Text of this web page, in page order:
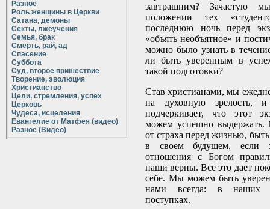
Разное
Роль женщины в Церкви
Сатана, демоны
Секты, лжеучения
Семья, брак
Смерть, рай, ад
Спасение
Суббота
Суд, второе пришествие
Творение, эволюция
Христианство
Цели, стремления, успех
Церковь
Чудеса, исцеления
Евангелие от Матфея (видео)
Разное (Видео)
завтрашним? Зачастую
положении тех
последнюю ночь перед
«объять необъятное» и
можно было узнать в
ли быть уверенным в
такой подготовки?
Став христианами, мы
на духовную зрелость,
подчеркивает, что этот
можем успешно выдержать.
от страха перед жизнью,
в своем будущем, если
отношения с Богом
наши верны. Все это дает
себе. Мы можем быть
нами всегда: в наших
поступках.